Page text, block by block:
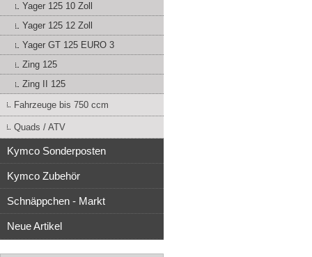
Yager 125 10 Zoll
Yager 125 12 Zoll
Yager GT 125 EURO 3
Zing 125
Zing II 125
Fahrzeuge bis 750 ccm
Quads / ATV
Kymco Sonderposten
Kymco Zubehör
Schnäppchen - Markt
Neue Artikel